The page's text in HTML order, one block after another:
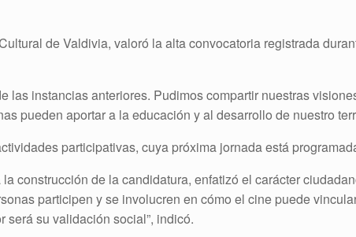
de Valdivia, valoró la alta convocatoria registrada
las instancias anteriores. Pudimos compartir nuestras
pueden aportar a la educación y al desarrollo de nuestro
participativas, cuya próxima jornada está
construcción de la candidatura, enfatizó el carácter
participen y se involucren en cómo el cine puede
será su validación social”, indicó.